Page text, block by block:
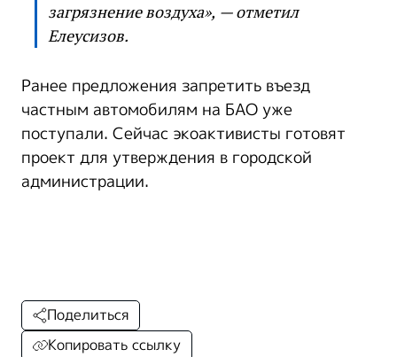
загрязнение воздуха», — отметил
Елеусизов.
Ранее предложения запретить въезд
частным автомобилям на БАО уже
поступали. Сейчас экоактивисты готовят
проект для утверждения в городской
администрации.
Поделиться
Копировать ссылку